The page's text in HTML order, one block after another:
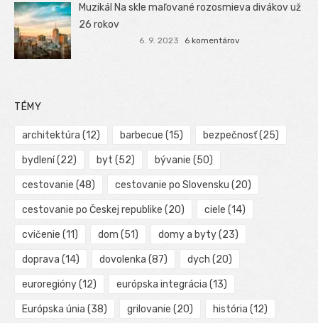
Muzikál Na skle maľované rozosmieva divákov už
26 rokov
6. 9. 2023 6 komentárov
TÉMY
architektúra (12) barbecue (15) bezpečnosť(25)
bydlení(22) byt (52) bývanie (50)
cestovanie (48) cestovanie po Slovensku (20)
cestovanie po Českej republike (20) ciele (14)
cvičenie (11) dom (51) domy a byty(23)
doprava (14) dovolenka (87) dych (20)
euroregióny(12) európska integrácia (13)
Európska únia (38) grilovanie (20) história (12)